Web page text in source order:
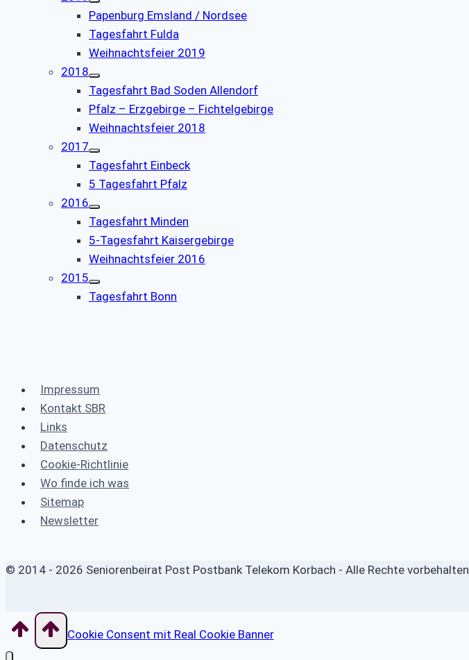
Papenburg Emsland / Nordsee
Tagesfahrt Fulda
Weihnachtsfeier 2019
2018
Tagesfahrt Bad Soden Allendorf
Pfalz – Erzgebirge – Fichtelgebirge
Weihnachtsfeier 2018
2017
Tagesfahrt Einbeck
5 Tagesfahrt Pfalz
2016
Tagesfahrt Minden
5-Tagesfahrt Kaisergebirge
Weihnachtsfeier 2016
2015
Tagesfahrt Bonn
Impressum
Kontakt SBR
Links
Datenschutz
Cookie-Richtlinie
Wo finde ich was
Sitemap
Newsletter
© 2014 - 2026 Seniorenbeirat Post Postbank Telekom Korbach - Alle Rechte vorbehalten
Cookie Consent mit Real Cookie Banner